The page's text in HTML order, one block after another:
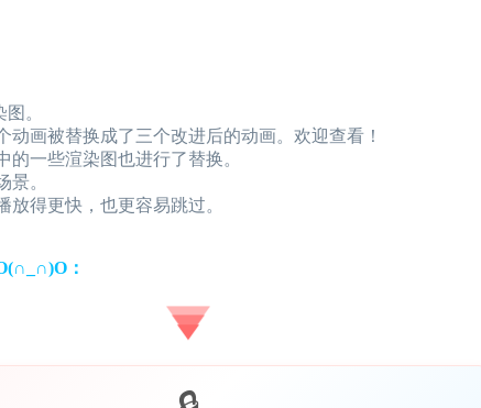
。
动画被替换成了三个改进后的动画。欢迎查看！
的一些渲染图也进行了替换。
景。
放得更快，也更容易跳过。
：